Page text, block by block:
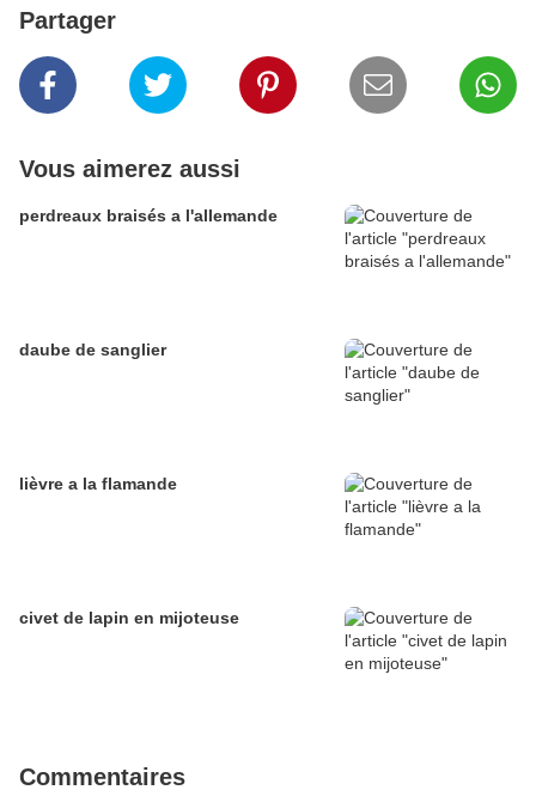
Partager
Vous aimerez aussi
perdreaux braisés a l'allemande
daube de sanglier
lièvre a la flamande
civet de lapin en mijoteuse
Commentaires